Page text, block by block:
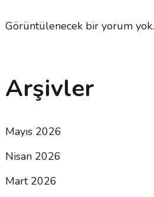
Görüntülenecek bir yorum yok.
Arşivler
Mayıs 2026
Nisan 2026
Mart 2026